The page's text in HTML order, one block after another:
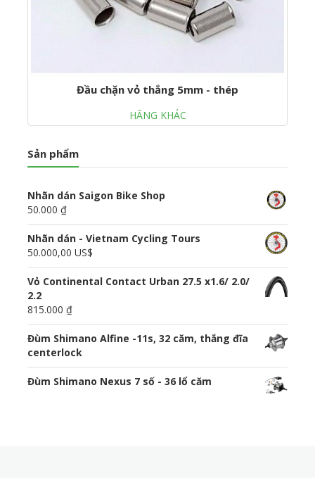
Đầu chặn vỏ thắng 5mm - thép
HÃNG KHÁC
Sản phẩm
Nhãn dán Saigon Bike Shop
50.000 ₫
Nhãn dán - Vietnam Cycling Tours
50.000,00 US$
Vỏ Continental Contact Urban 27.5 x1.6/ 2.0/
2.2
815.000 ₫
Đùm Shimano Alfine -11s, 32 căm, thắng đĩa
centerlock
Đùm Shimano Nexus 7 số - 36 lổ căm